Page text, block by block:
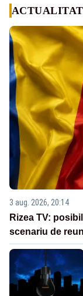
3 aug. 2026, 20:14
Rizea TV:
scenariu de